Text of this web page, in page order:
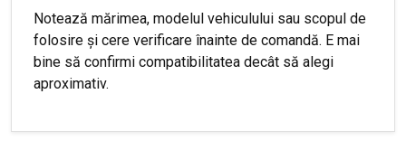
Notează mărimea, modelul vehiculului sau scopul de
folosire și cere verificare înainte de comandă. E mai
bine să confirmi compatibilitatea decât să alegi
aproximativ.